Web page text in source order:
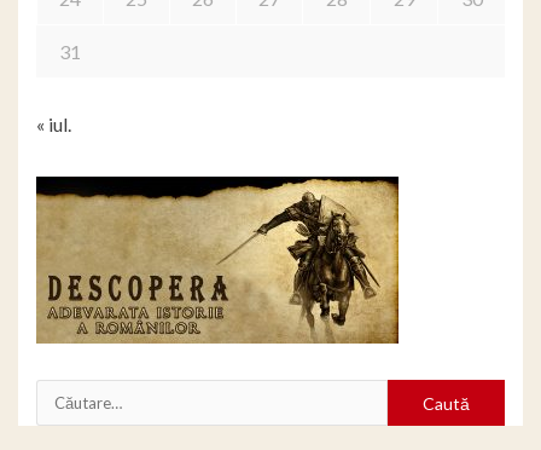
31
« iul.
Caută
după: